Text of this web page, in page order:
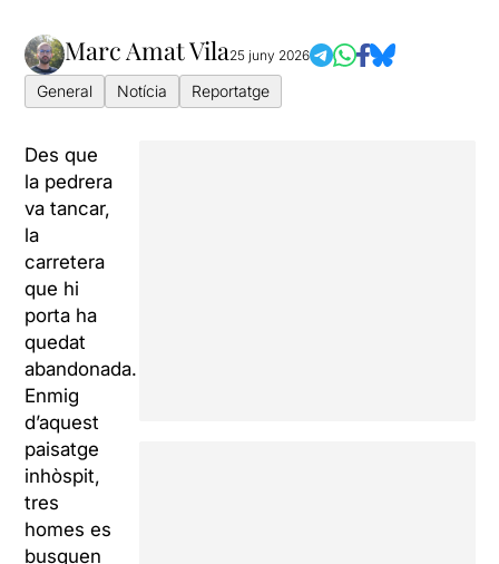
Marc Amat Vila25 juny 2026
General Notícia Reportatge
Des que
la pedrera
va tancar,
la
carretera
que hi
porta ha
quedat
abandonada.
Enmig
d’aquest
paisatge
inhòspit,
tres
homes es
busquen